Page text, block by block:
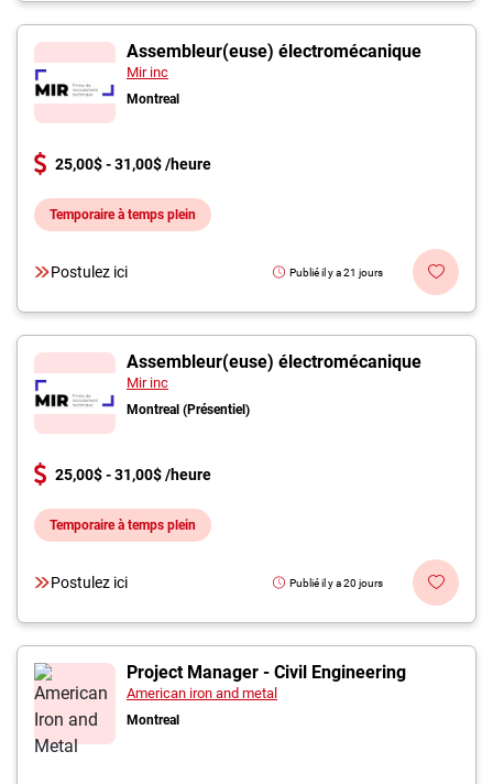
Assembleur(euse) électromécanique
Mir inc
Montreal
25,00$ - 31,00$ /heure
Temporaire à temps plein
Postulez ici Publié il y a 21 jours
Assembleur(euse) électromécanique
Mir inc
Montreal (Présentiel)
25,00$ - 31,00$ /heure
Temporaire à temps plein
Postulez ici Publié il y a 20 jours
Project Manager - Civil Engineering
American iron and metal
Montreal